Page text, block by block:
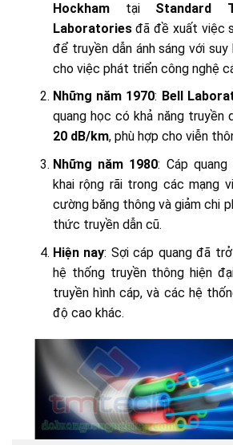
Hockhamtại Standard
Laboratoriesđã đề xuất việc
để truyền dẫn ánh sáng với
cho việc phát triển công nghệ
Những năm 1970: Bell
quang học có khả năng truyền
20 dB/km, phù hợp cho viễn
Những năm 1980: Cáp
khai rộng rãi trong các mạng
cường băng thông và giảm chi
thức truyền dẫn cũ.
Hiện nay: Sợi cáp quang đã
hệ thống truyền thông hiện
truyền hình cáp, và các hệ
độ cao khác.